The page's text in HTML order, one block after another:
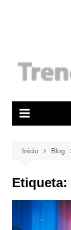
Inicio Blog
Etiqueta: